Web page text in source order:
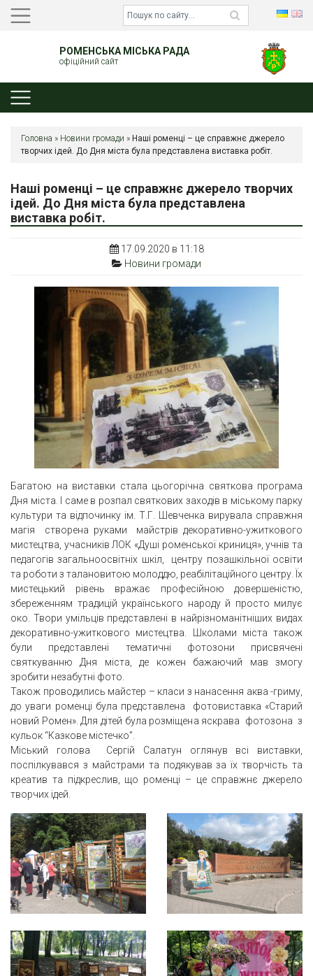
РОМЕНСЬКА МІСЬКА РАДА
офіційний сайт
Головна » Новини громади » Наші роменці – це справжнє джерело
творчих ідей. До Дня міста була представлена виставка робіт.
Наші роменці – це справжнє джерело творчих
ідей. До Дня міста була представлена
виставка робіт.
17.09.2020 в 11:18
Новини громади
Багатою на виставки стала цьогорічна святкова програма
Дня міста. І саме в розпал святкових заходів в міському парку
культури та відпочинку ім. Т.Г. Шевченка вирувала справжня
магія створена руками майстрів декоративно-ужиткового
мистецтва, учасників ЛОК «Душі роменської криниця», учнів та
педагогів загальноосвітніх шкіл, центру позашкільної освіти
та роботи з талановитою молоддю, реабілітаційного центру. Їх
мистецький рівень вражає професійною довершеністю,
збереженням традицій українського народу й просто милує
око. Твори умільців представлені в найрізноманітніших видах
декоративно-ужиткового мистецтва. Школами міста також
були представлені тематичні фотозони присвячені
святкуванню Дня міста, де кожен бажаючий мав змогу
зробити незабутні фото.
Також проводились майстер – класи з нанасення аква -гриму,
до уваги роменці була представлена фотовиставка «Старий
новий Ромен». Для дітей була розміщена яскрава фотозона з
кульок “Казкове містечко”.
Міський голова Сергій Салатун оглянув всі виставки,
поспілкувався з майстрами та подякував за їх творчість та
креатив та підкреслив, що роменці – це справжнє джерело
творчих ідей.